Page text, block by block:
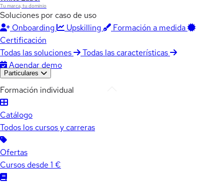
Tu marca, tu dominio
Soluciones por caso de uso
Onboarding
Upskilling
Formación a medida
Certificación
Todas las soluciones
Todas las características
Agendar demo
Particulares
Formación individual
Catálogo
Todos los cursos y carreras
Ofertas
Cursos desde 1 €